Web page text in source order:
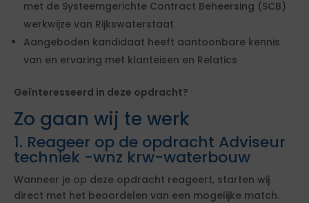
met de Systeemgerichte Contract Beheersing (SCB)
werkwijze van Rijkswaterstaat
Aangeboden kandidaat heeft aantoonbare kennis
van en ervaring met klanteisen en Relatics
Geïnteresseerd in deze opdracht?
Zo gaan wij te werk
1. Reageer op de opdracht Adviseur
techniek -wnz krw-waterbouw
Wanneer je op deze opdracht reageert, starten wij
direct met het beoordelen van een mogelijke match.